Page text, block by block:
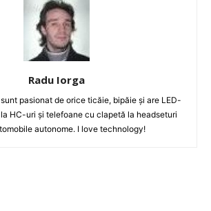
Radu Iorga
pasionat de orice ticăie, bipăie şi are LED-
HC-uri şi telefoane cu clapetă la headseturi
autonome. I love technology!